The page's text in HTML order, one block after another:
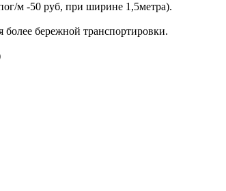
м -50 руб, при ширине 1,5метра).
бережной транспортировки.